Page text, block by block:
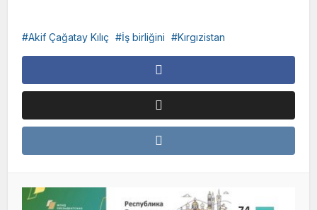
Akif Çağatay Kılıç İş birliğini Kırgızistan